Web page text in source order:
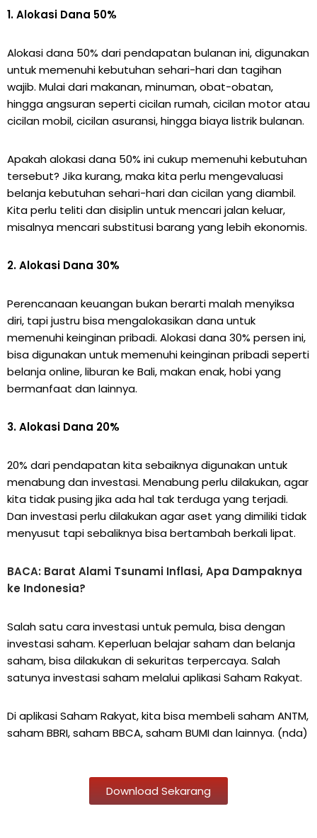
1. Alokasi Dana 50%
Alokasi dana 50% dari pendapatan bulanan ini, digunakan
untuk memenuhi kebutuhan sehari-hari dan tagihan
wajib. Mulai dari makanan, minuman, obat-obatan,
hingga angsuran seperti cicilan rumah, cicilan motor atau
cicilan mobil, cicilan asuransi, hingga biaya listrik bulanan.
Apakah alokasi dana 50% ini cukup memenuhi kebutuhan
tersebut? Jika kurang, maka kita perlu mengevaluasi
belanja kebutuhan sehari-hari dan cicilan yang diambil.
Kita perlu teliti dan disiplin untuk mencari jalan keluar,
misalnya mencari substitusi barang yang lebih ekonomis.
2. Alokasi Dana 30%
Perencanaan keuangan bukan berarti malah menyiksa
diri, tapi justru bisa mengalokasikan dana untuk
memenuhi keinginan pribadi. Alokasi dana 30% persen ini,
bisa digunakan untuk memenuhi keinginan pribadi seperti
belanja online, liburan ke Bali, makan enak, hobi yang
bermanfaat dan lainnya.
3. Alokasi Dana 20%
20% dari pendapatan kita sebaiknya digunakan untuk
menabung dan investasi. Menabung perlu dilakukan, agar
kita tidak pusing jika ada hal tak terduga yang terjadi.
Dan investasi perlu dilakukan agar aset yang dimiliki tidak
menyusut tapi sebaliknya bisa bertambah berkali lipat.
BACA: Barat Alami Tsunami Inflasi, Apa Dampaknya
ke Indonesia?
Salah satu cara investasi untuk pemula, bisa dengan
investasi saham. Keperluan belajar saham dan belanja
saham, bisa dilakukan di sekuritas terpercaya. Salah
satunya investasi saham melalui aplikasi Saham Rakyat.
Di aplikasi Saham Rakyat, kita bisa membeli saham ANTM,
saham BBRI, saham BBCA, saham BUMI dan lainnya. (nda)
Download Sekarang